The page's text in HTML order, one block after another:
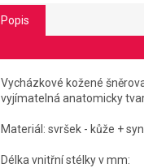
Popis
Vycházkové kožené
vyjímatelná anatomicky
Materiál: svršek - kůže +
Délka vnitřní stélky